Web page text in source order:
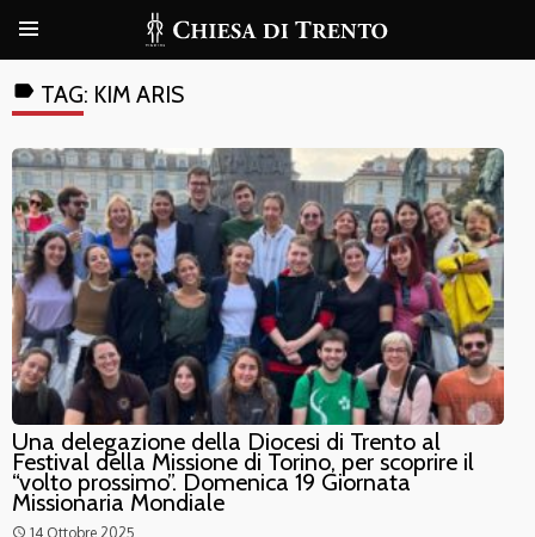
label TAG: KIM ARIS
Una delegazione della Diocesi di Trento al
Festival della Missione di Torino, per scoprire il
“volto prossimo”. Domenica 19 Giornata
Missionaria Mondiale
access_time 14 Ottobre 2025